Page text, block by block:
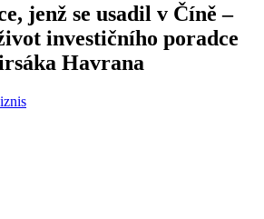
jenž se usadil v Číně –
investičního poradce
Havrana